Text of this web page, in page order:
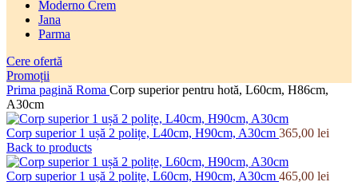
Moderno Crem
Jana
Parma
Cere ofertă
Promoții
Prima pagină Roma Corp superior pentru hotă, L60cm, H86cm,
A30cm
Corp superior 1 ușă 2 polițe, L40cm, H90cm, A30cm 365,00 lei
Back to products
Corp superior 1 ușă 2 polițe, L60cm, H90cm, A30cm 465,00 lei